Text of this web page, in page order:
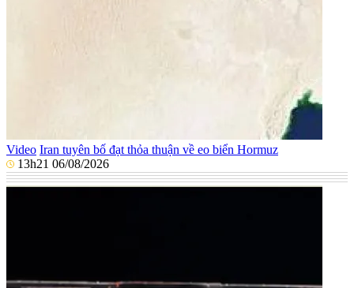
Video Iran tuyên bố đạt thỏa thuận về eo biển Hormuz
13h21 06/08/2026